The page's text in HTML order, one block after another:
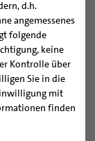
d.h.
angemessenes
folgende
keine
Kontrolle über
Sie in die
mit
finden
gefunden.